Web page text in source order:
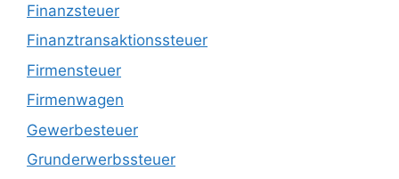
Finanzsteuer
Finanztransaktionssteuer
Firmensteuer
Firmenwagen
Gewerbesteuer
Grunderwerbssteuer